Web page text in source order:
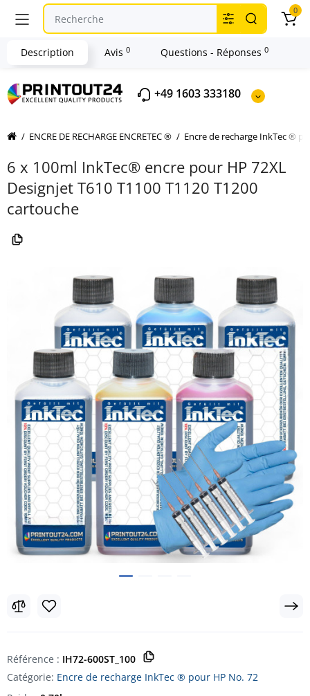
+49 1603 333180
0
ENCRE DE RECHARGE ENCRETEC ® Encre de recharge InkTec ®
6 x 100ml InkTec® encre pour HP 72XL
Designjet T610 T1100 T1120 T1200
cartouche
Référence : IH72-600ST_100
Catégorie: Encre de recharge InkTec ® pour HP No. 72
Description Avis 0 Questions - Réponses 0